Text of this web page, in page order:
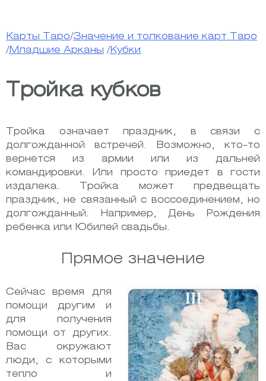
Карты Таро/Значение и толкование карт Таро
/ Младшие Арканы / Кубки
Тройка кубков
Тройка означает праздник, в связи с
долгожданной встречей. Возможно, кто-то
вернется из армии или из дальней
командировки. Или просто приедет в гости
издалека. Тройка может предвещать
праздник, не связанный с воссоединением, но
долгожданный. Например, День Рождения
ребенка или Юбилей свадьбы.
Прямое значение
Сейчас время для
помощи другим и
для получения
помощи от других.
Вас окружают
люди, с которыми
тепло и